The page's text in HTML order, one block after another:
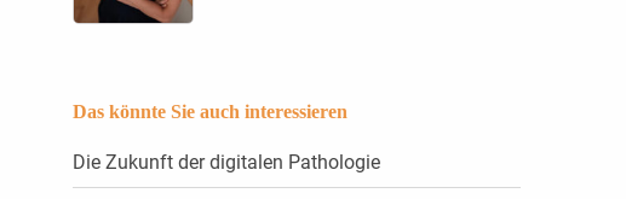
Das könnte Sie auch interessieren
Die Zukunft der digitalen Pathologie